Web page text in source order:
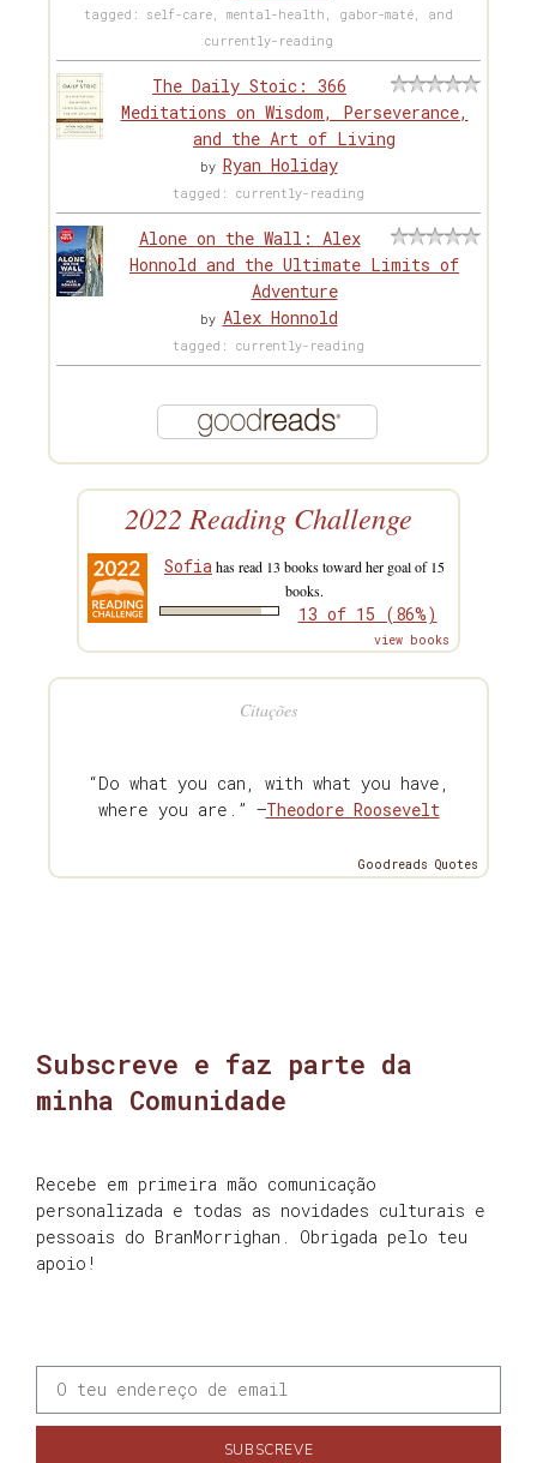
tagged: self-care, mental-health, gabor-maté, and
currently-reading
The Daily Stoic: 366
Meditations on Wisdom, Perseverance,
and the Art of Living
by Ryan Holiday
tagged: currently-reading
Alone on the Wall: Alex
Honnold and the Ultimate Limits of
Adventure
by Alex Honnold
tagged: currently-reading
2022 Reading Challenge
Sofiahas read 13 books toward her goal of 15
books.
13 of 15 (86%)
view books
Citações
“Do what you can, with what you have,
where you are.” —Theodore Roosevelt
Goodreads Quotes
Subscreve e faz parte da
minha Comunidade
Recebe em primeira mão comunicação
personalizada e todas as novidades culturais e
pessoais do BranMorrighan. Obrigada pelo teu
apoio!
SUBSCREVE